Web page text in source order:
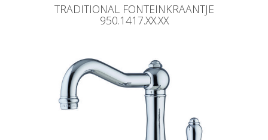
TRADITIONAL FONTEINKRAANTJE
950.1417.XX.XX